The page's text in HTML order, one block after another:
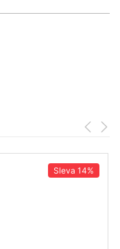
Sleva 14%